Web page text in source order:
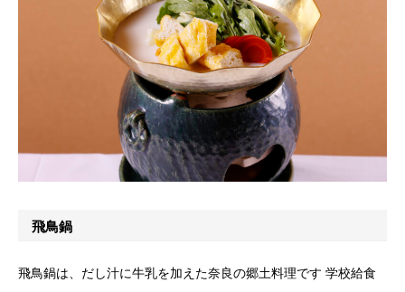
飛鳥鍋
飛鳥鍋は、だし汁に牛乳を加えた奈良の郷土料理です 学校給食